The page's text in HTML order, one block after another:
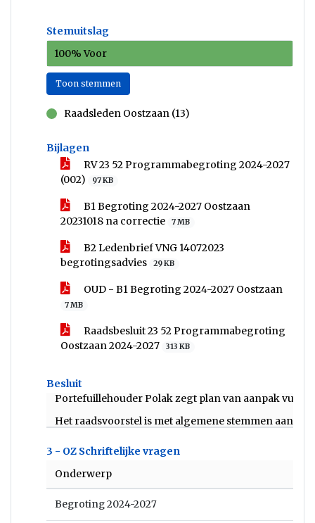
Stemuitslag
100% Voor
Toon stemmen
Raadsleden Oostzaan (13)
Bijlagen
RV 23 52 Programmabegroting 2024-2027
(002)
97 KB
B1 Begroting 2024-2027 Oostzaan
20231018 na correctie
7 MB
B2 Ledenbrief VNG 14072023
begrotingsadvies
29 KB
OUD - B1 Begroting 2024-2027 Oostzaan
7 MB
Raadsbesluit 23 52 Programmabegroting
Oostzaan 2024-2027
313 KB
Besluit
Portefuillehouder Polak zegt plan van aanpak
Het raadsvoorstel is met algemene stemmen
3 - OZ Schriftelijke vragen
Onderwerp
Begroting 2024-2027